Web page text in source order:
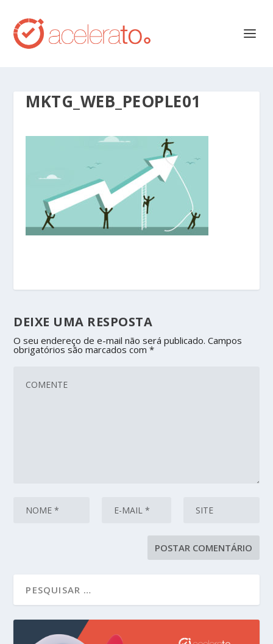
MKTG_WEB_PEOPLE01
DEIXE UMA RESPOSTA
O seu endereço de e-mail não será publicado. Campos
obrigatórios são marcados com*